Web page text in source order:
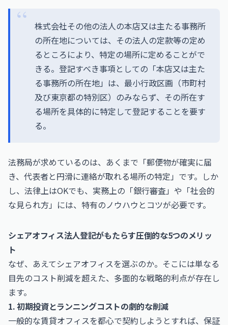
株式会社その他の法人の本店又は主たる事務所
の所在地については、その法人の定款等の定め
るところにより、特定の場所に定めることがで
きる。登記すべき事項としての「本店又は主た
る事務所の所在地」は、最小行政区画（市町村
及び東京都の特別区）のみならず、その所在す
る場所を具体的に特定して登記することを要す
る。
法務局が求めているのは、あくまで「郵便物が確実に届
き、代表者と円滑に連絡が取れる場所の特定」です。しか
し、法律上はOKでも、実務上の「銀行審査」や「社会的
な見られ方」には、特有のノウハウとコツが必要です。
シェアオフィス法人登記がもたらす圧倒的な5つのメリッ
ト
なぜ、あえてシェアオフィスを選ぶのか。そこには単なる
目先のコスト削減を超えた、多面的な戦略的利点が存在し
ます。
1. 初期投資とランニングコストの劇的な削減
一般的な賃貸オフィスを都心で契約しようとすれば、保証